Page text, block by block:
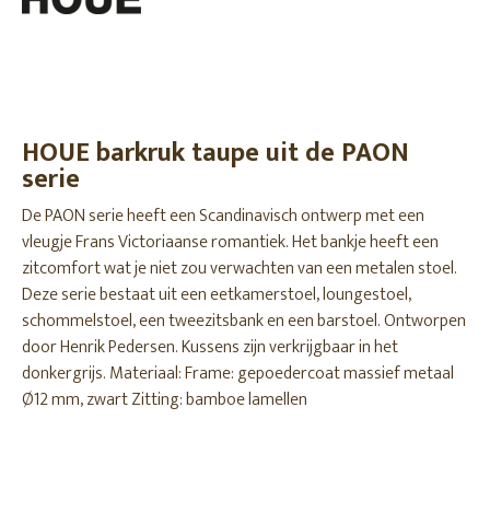
HOUE barkruk taupe uit de PAON
serie
De PAON serie heeft een Scandinavisch ontwerp met een
vleugje Frans Victoriaanse romantiek. Het bankje heeft een
zitcomfort wat je niet zou verwachten van een metalen stoel.
Deze serie bestaat uit een eetkamerstoel, loungestoel,
schommelstoel, een tweezitsbank en een barstoel. Ontworpen
door Henrik Pedersen. Kussens zijn verkrijgbaar in het
donkergrijs. Materiaal: Frame: gepoedercoat massief metaal
Ø12 mm, zwart Zitting: bamboe lamellen